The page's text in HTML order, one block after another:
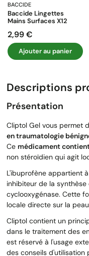
BACCIDE
Baccide Lingettes
Mains Surfaces X12
Prix
2,99 €
Ajouter au panier
Descriptions
Présentation
Cliptol Gel vous permet
en traumatologie
Ce médicament
non stéroïdien qui agit
L'ibuprofène appartient
inhibiteur de la
cyclooxygénase. Cette
locale directe sur la
Cliptol contient un
dans le traitement des
est réservé à l'usage
des conseils d'utilisation